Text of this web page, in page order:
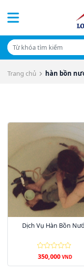
Trang chủ hàn bồn
Dịch Vụ Hàn Bồn
350,000 VND